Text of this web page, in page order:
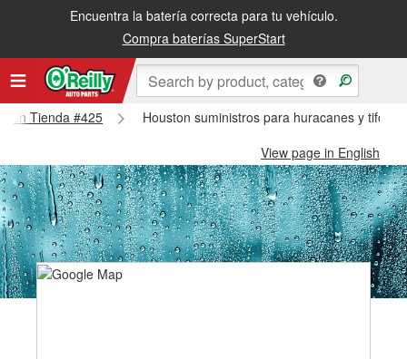
Encuentra la batería correcta para tu vehículo.
Compra baterías SuperStart
Tienda #425
Houston suministros para huracanes y
View page in English